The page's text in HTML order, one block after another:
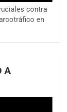
contra
en
A